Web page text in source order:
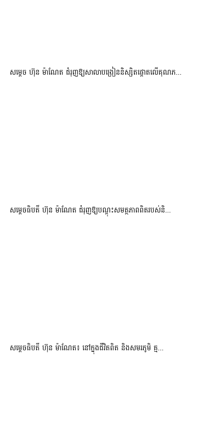
សម្តេច ហ៊ុន ម៉ាណែត ជំរុញឱ្យសាលាបង្រៀននិស្សិតផ្តោតលើគុណភ...
សម្តេចធិបតី ហ៊ុន ម៉ាណែត ជំរុញឱ្យបណ្តុះសមត្ថភាពពិតរបស់និ...
សម្តេចធិបតី ហ៊ុន ម៉ាណែត៖ នៅក្នុងជីវិតពិត និងសមរភូមិ គ្ម...